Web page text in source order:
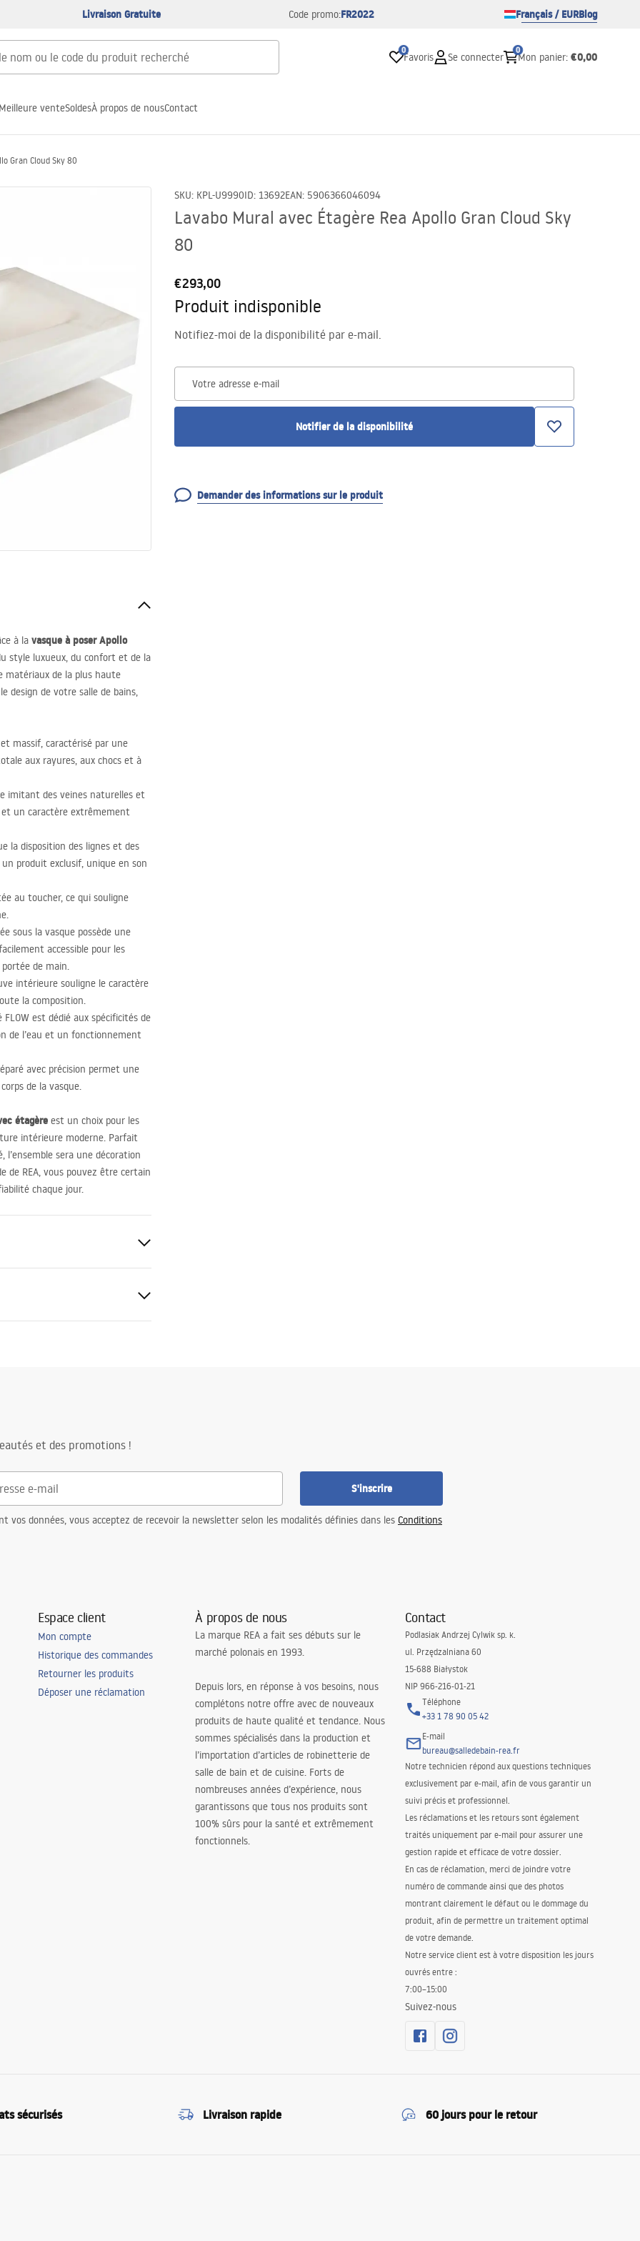
Livraison Gratuite Code promo:FR2022 Français / EURBlog
0
Favoris Se connecter
0
Mon panier: €0,00
Meilleure venteSoldesÀ propos de nousContact
Gran Cloud Sky 80
SKU: KPL-U9990ID: 13692EAN: 5906366046094
Lavabo Mural avec Étagère Rea Apollo Gran Cloud Sky
80
€293,00
Produit indisponible
Notifiez-moi de la disponibilité par e-mail.
Votre adresse e-mail
Notifier de la disponibilité
Demander des informations sur le produit
à la vasque à poser Apollo
style luxueux, du confort et de la
matériaux de la plus haute
design de votre salle de bains,
massif, caractérisé par une
aux rayures, aux chocs et à
imitant des veines naturelles et
et un caractère extrêmement
la disposition des lignes et des
produit exclusif, unique en son
au toucher, ce qui souligne
sous la vasque possède une
accessible pour les
portée de main.
intérieure souligne le caractère
la composition.
FLOW est dédié aux spécificités de
de l’eau et un fonctionnement
avec précision permet une
de la vasque.
étagère est un choix pour les
intérieure moderne. Parfait
sera une décoration
de REA, vous pouvez être certain
chaque jour.
pierre
et des promotions !
S'inscrire
vos données, vous acceptez de recevoir la newsletter selon les modalités définies dans les Conditions
Espace client
Mon compte
Historique des commandes
Retourner les produits
Déposer une réclamation
À propos de nous
La marque REA a fait ses débuts sur le
marché polonais en 1993.
Depuis lors, en réponse à vos besoins, nous
complétons notre offre avec de nouveaux
produits de haute qualité et tendance. Nous
sommes spécialisés dans la production et
l’importation d’articles de robinetterie de
salle de bain et de cuisine. Forts de
nombreuses années d’expérience, nous
garantissons que tous nos produits sont
100% sûrs pour la santé et extrêmement
fonctionnels.
Contact
Podlasiak Andrzej Cylwik sp. k.
ul. Przędzalniana 60
15-688 Białystok
NIP 966-216-01-21
Téléphone
+33 1 78 90 05 42
E-mail
bureau@salledebain-rea.fr
Notre technicien répond aux questions techniques
exclusivement par e-mail, afin de vous garantir un
suivi précis et professionnel.
Les réclamations et les retours sont également
traités uniquement par e-mail pour assurer une
gestion rapide et efficace de votre dossier.
En cas de réclamation, merci de joindre votre
numéro de commande ainsi que des photos
montrant clairement le défaut ou le dommage du
produit, afin de permettre un traitement optimal
de votre demande.
Notre service client est à votre disposition les jours
ouvrés entre :
7:00–15:00
Suivez-nous
sécurisés Livraison rapide 60 jours pour le retour